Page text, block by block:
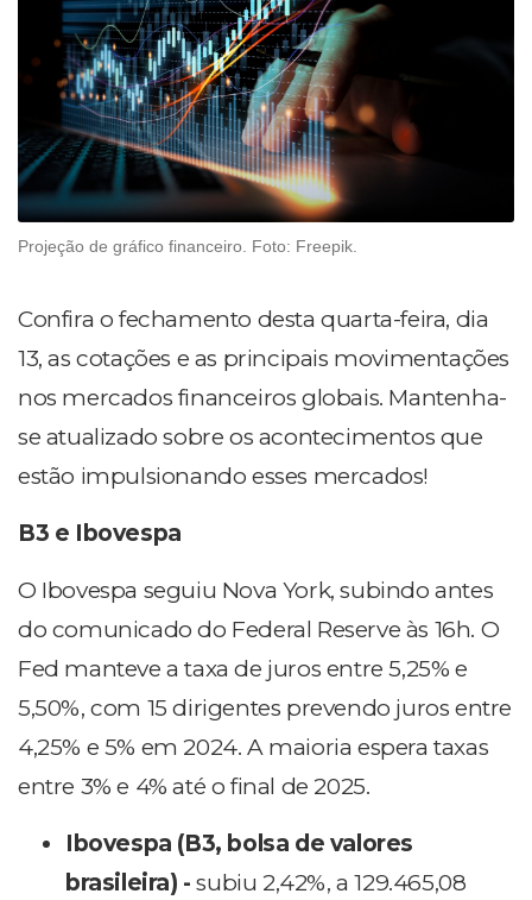
Projeção de gráfico financeiro. Foto: Freepik.
Confira o fechamento desta quarta-feira, dia
13, as cotações e as principais movimentações
nos mercados financeiros globais. Mantenha-
se atualizado sobre os acontecimentos que
estão impulsionando esses mercados!
B3 e Ibovespa
O Ibovespa seguiu Nova York, subindo antes
do comunicado do Federal Reserve às 16h. O
Fed manteve a taxa de juros entre 5,25% e
5,50%, com 15 dirigentes prevendo juros entre
4,25% e 5% em 2024. A maioria espera taxas
entre 3% e 4% até o final de 2025.
Ibovespa (B3, bolsa de valores
brasileira) - subiu 2,42%, a 129.465,08